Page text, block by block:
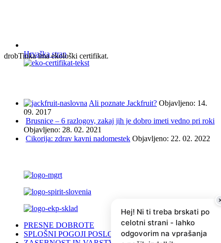
Hrvaška stran
drobTinka ima ekološki certifikat.
Ali poznate Jackfruit? Objavljeno: 14.
09. 2017
Brusnice – 6 razlogov, zakaj jih je dobro imeti vedno pri roki
Objavljeno: 28. 02. 2021
Cikorija: zdrav kavni nadomestek Objavljeno: 22. 02. 2022
PRESNE DOBROTE
SPLOŠNI POGOJI POSLOVANJA
Hej! Ni ti treba brskati po
celotni strani - lahko
odgovorim na vprašanja